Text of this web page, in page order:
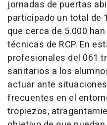
jornadas de puertas
participado un total de
que cerca de 5.000
técnicas de RCP. En
profesionales del 061
sanitarios a los
actuar ante
frecuentes en el
tropiezos,